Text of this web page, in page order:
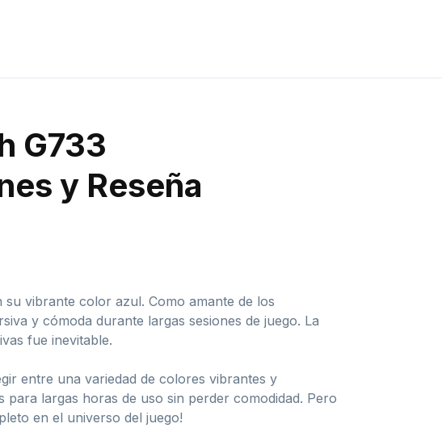
G733
y Reseña
vibrante color azul. Como amante de los
y cómoda durante largas sesiones de juego. La
fue inevitable.
entre una variedad de colores vibrantes y
largas horas de uso sin perder comodidad. Pero
en el universo del juego!